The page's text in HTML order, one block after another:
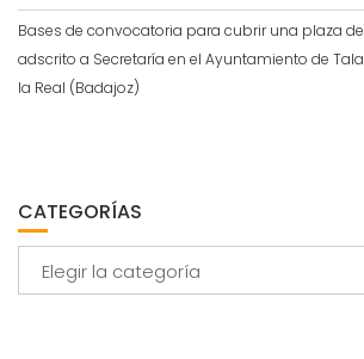
Bases de convocatoria para cubrir una plaza
adscrito a Secretaría en el Ayuntamiento de
la Real (Badajoz)
CATEGORÍAS